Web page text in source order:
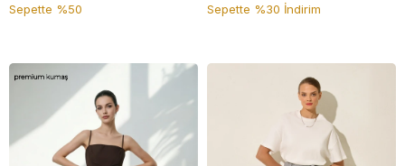
Sepette %50 Sepette %30 İndirim